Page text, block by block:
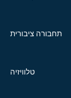
תחבורה ציבורית
טלוויזיה